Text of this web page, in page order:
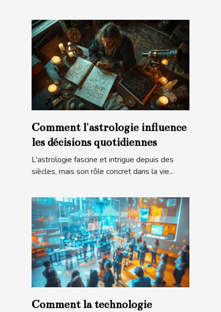
Comment l'astrologie influence
les décisions quotidiennes
L'astrologie fascine et intrigue depuis des
siècles, mais son rôle concret dans la vie...
Comment la technologie